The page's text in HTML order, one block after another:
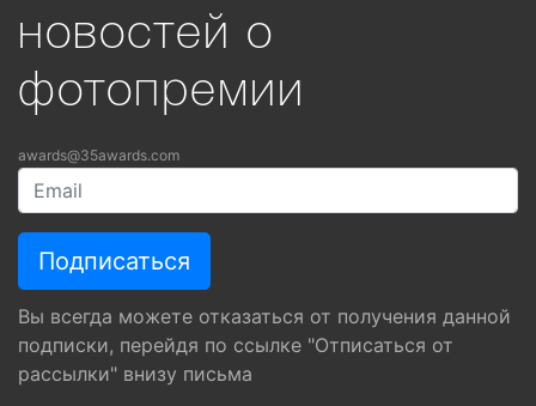
новостей о
фотопремии
awards@35awards.com
Вы всегда можете отказаться от получения данной
подписки, перейдя по ссылке "Отписаться от
рассылки" внизу письма